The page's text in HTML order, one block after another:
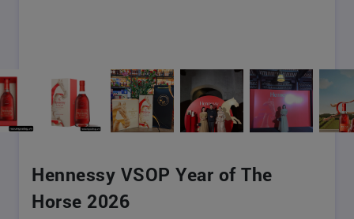
Hennessy VSOP Year of The
Horse 2026